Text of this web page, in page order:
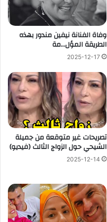
وفاة الفنانة نيفين مندور بهذه
الطريقة المؤل…مة
2025-12-17
تصريحات غير متوقعة من جميلة
الشيحي حول الزواج الثالث (فيديو)
2025-12-14